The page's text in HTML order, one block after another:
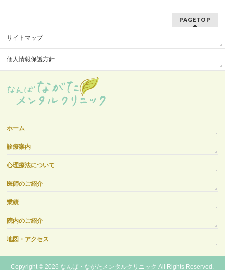
PAGETOP
サイトマップ
個人情報保護方針
ホーム
診療案内
心理療法について
医師のご紹介
業績
院内のご紹介
地図・アクセス
Copyright © 2026 なんば・ながたメンタルクリニック All Rights Reserved.